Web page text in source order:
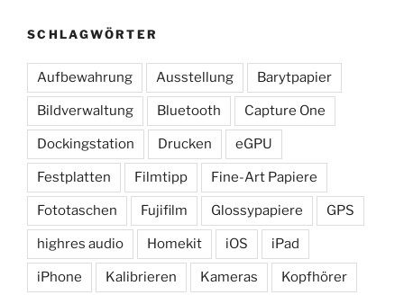
SCHLAGWÖRTER
Aufbewahrung Ausstellung Barytpapier
Bildverwaltung Bluetooth Capture One
Dockingstation Drucken eGPU
Festplatten Filmtipp Fine-Art Papiere
Fototaschen Fujifilm Glossypapiere GPS
highres audio Homekit iOS iPad
iPhone Kalibrieren Kameras Kopfhörer